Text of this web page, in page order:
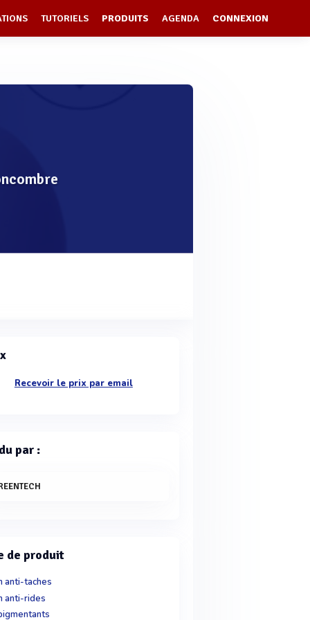
TUTORIELS PRODUITS AGENDA CONNEXION
Recevoir le prix par email
par :
de produit
anti-taches
anti-rides